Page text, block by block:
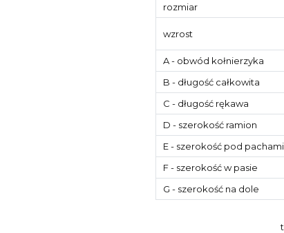
rozmiar
wzrost
A- obwód kołnierzyka
B - długość całkowita
C - długość rękawa
D - szerokość ramion
E- szerokość pod pachami
F- szerokość w pasie
G - szerokość na dole